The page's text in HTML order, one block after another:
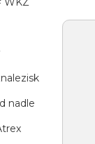
nadle